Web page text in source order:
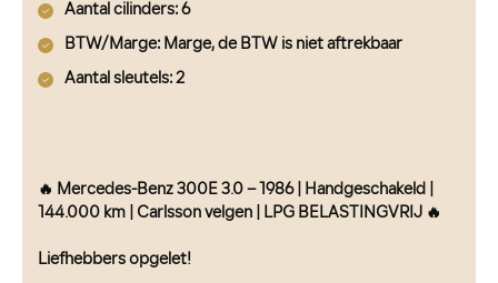
Aantal cilinders: 6
BTW/Marge: Marge, de BTW is niet aftrekbaar
Aantal sleutels: 2
🔥 Mercedes-Benz 300E 3.0 – 1986 | Handgeschakeld |
144.000 km | Carlsson velgen | LPG BELASTINGVRIJ 🔥
Liefhebbers opgelet!